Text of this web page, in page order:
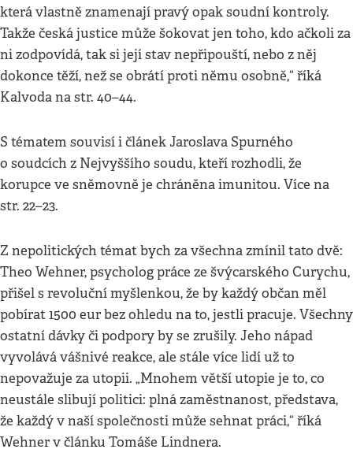
která vlastně znamenají pravý opak soudní kontroly.
Takže česká justice může šokovat jen toho, kdo ačkoli za
ni zodpovídá, tak si její stav nepřipouští, nebo z něj
dokonce těží, než se obrátí proti němu osobně,“ říká
Kalvoda na str. 40–44.
S tématem souvisí i článek Jaroslava Spurného
o soudcích z Nejvyššího soudu, kteří rozhodli, že
korupce ve sněmovně je chráněna imunitou. Více na
str. 22–23.
Z nepolitických témat bych za všechna zmínil tato dvě:
Theo Wehner, psycholog práce ze švýcarského Curychu,
přišel s revoluční myšlenkou, že by každý občan měl
pobírat 1500 eur bez ohledu na to, jestli pracuje. Všechny
ostatní dávky či podpory by se zrušily. Jeho nápad
vyvolává vášnivé reakce, ale stále více lidí už to
nepovažuje za utopii. „Mnohem větší utopie je to, co
neustále slibují politici: plná zaměstnanost, představa,
že každý v naší společnosti může sehnat práci,“ říká
Wehner v článku Tomáše Lindnera.